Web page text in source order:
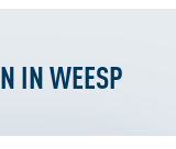
IN WEESP